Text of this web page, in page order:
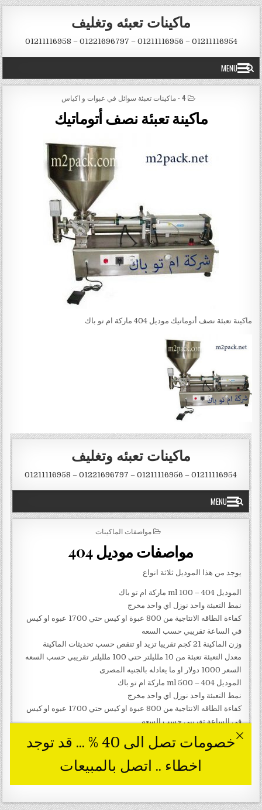
Skip to content
ماكينات تعبئه وتغليف
01211116954 – 01211116956 – 01221696797 – 01211116958
MENU
POSTED IN
4 - ماكينات تعبئة سوائل في عبوات و اكياس
ماكينة تعبئة نصف أتوماتيك
ماكينة تعبئة نصف أتوماتيك موديل 404 ماركة ام تو باك